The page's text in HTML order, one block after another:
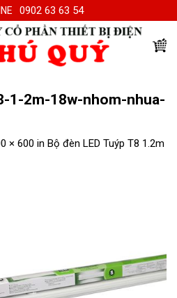
0902 63 63 54
1-2m-18w-nhom-nhua-
× 600 in Bộ đèn LED Tuýp T8 1.2m